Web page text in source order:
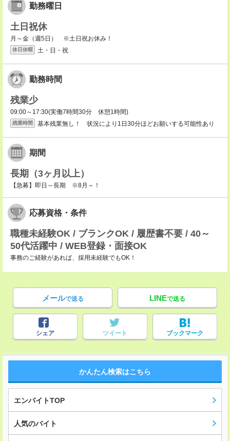
勤務曜日
土日祝休
月～金（週5日） ※土日祝お休み！
休日休暇 土・日・祝
勤務時間
残業少
09:00～17:30(実働7時間30分 休憩1時間)
残業時間 基本残業無し！ 状況により1日30分ほどお願いする可能性あり
期間
長期（3ヶ月以上）
【急募】即日～長期 ※8月～！
応募資格・条件
職種未経験OK / ブランクOK / 履歴書不要 / 40～
50代活躍中 / WEB登録・面接OK
事務のご経験があれば、採用未経験でもOK！
メールで送る LINEで送る
シェア ツイート ブックマーク
かんたん検索はこちら
エンバイトTOP
人気のバイト